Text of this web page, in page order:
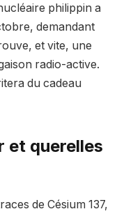
philippin a
demandant
et vite, une
radio-active.
du cadeau
et querelles
de Césium 137,